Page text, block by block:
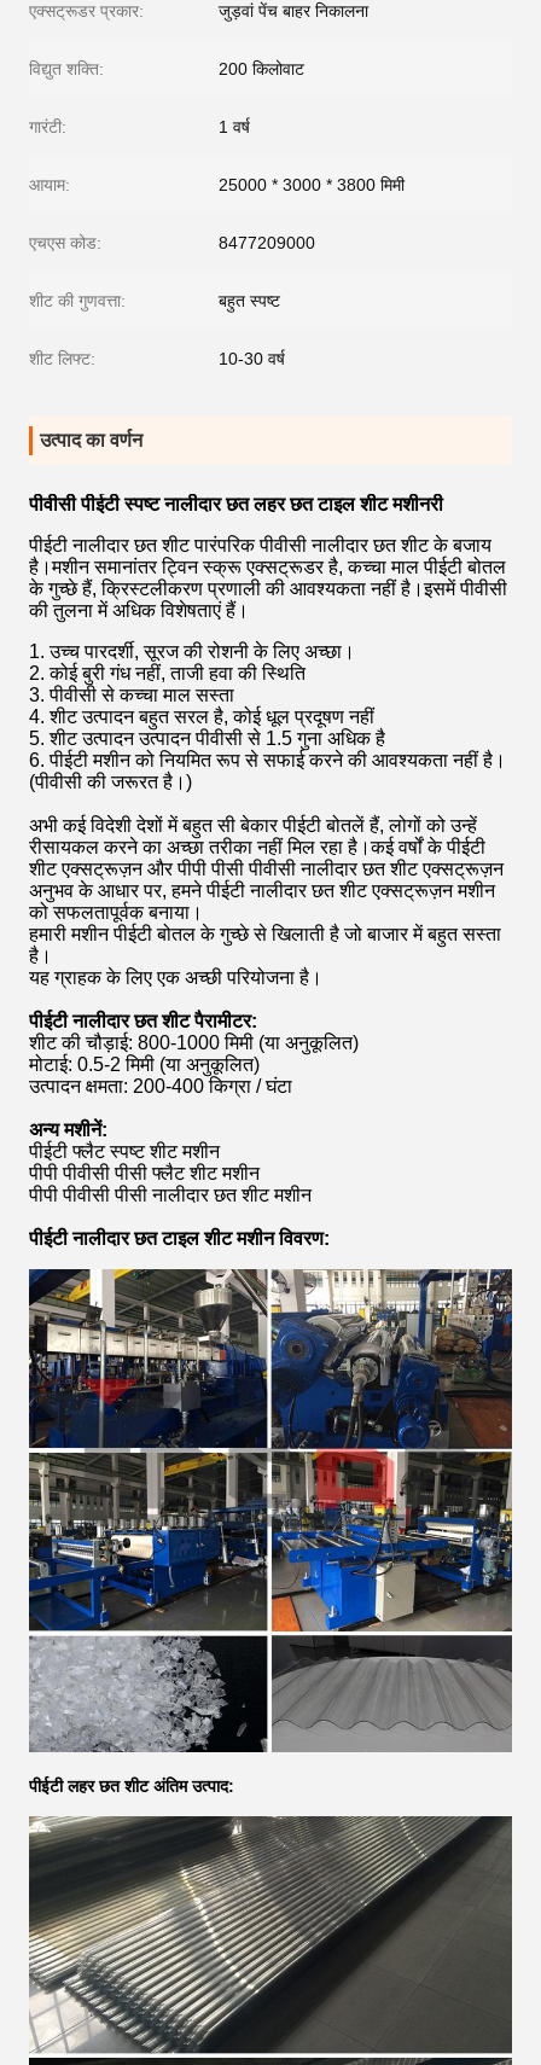
एक्सट्रूडर प्रकार: जुड़वां पेंच बाहर निकालना
विद्युत शक्ति: 200 किलोवाट
गारंटी: 1 वर्ष
आयाम: 25000 * 3000 * 3800 मिमी
एचएस कोड: 8477209000
शीट की गुणवत्ता: बहुत स्पष्ट
शीट लिफ्ट: 10-30 वर्ष
उत्पाद का वर्णन
पीवीसी पीईटी स्पष्ट नालीदार छत लहर छत टाइल शीट मशीनरी
पीईटी नालीदार छत शीट पारंपरिक पीवीसी नालीदार छत शीट के बजाय
है।मशीन समानांतर ट्विन स्क्रू एक्सट्रूडर है, कच्चा माल पीईटी बोतल
के गुच्छे हैं, क्रिस्टलीकरण प्रणाली की आवश्यकता नहीं है।इसमें पीवीसी
की तुलना में अधिक विशेषताएं हैं।
1. उच्च पारदर्शी, सूरज की रोशनी के लिए अच्छा।
2. कोई बुरी गंध नहीं, ताजी हवा की स्थिति
3. पीवीसी से कच्चा माल सस्ता
4. शीट उत्पादन बहुत सरल है, कोई धूल प्रदूषण नहीं
5. शीट उत्पादन उत्पादन पीवीसी से 1.5 गुना अधिक है
6. पीईटी मशीन को नियमित रूप से सफाई करने की आवश्यकता नहीं है।
(पीवीसी की जरूरत है।)
अभी कई विदेशी देशों में बहुत सी बेकार पीईटी बोतलें हैं, लोगों को उन्हें
रीसायकल करने का अच्छा तरीका नहीं मिल रहा है।कई वर्षों के पीईटी
शीट एक्सट्रूज़न और पीपी पीसी पीवीसी नालीदार छत शीट एक्सट्रूज़न
अनुभव के आधार पर, हमने पीईटी नालीदार छत शीट एक्सट्रूज़न मशीन
को सफलतापूर्वक बनाया।
हमारी मशीन पीईटी बोतल के गुच्छे से खिलाती है जो बाजार में बहुत सस्ता
है।
यह ग्राहक के लिए एक अच्छी परियोजना है।
पीईटी नालीदार छत शीट पैरामीटर:
शीट की चौड़ाई: 800-1000 मिमी (या अनुकूलित)
मोटाई: 0.5-2 मिमी (या अनुकूलित)
उत्पादन क्षमता: 200-400 किग्रा / घंटा
अन्य मशीनें:
पीईटी फ्लैट स्पष्ट शीट मशीन
पीपी पीवीसी पीसी फ्लैट शीट मशीन
पीपी पीवीसी पीसी नालीदार छत शीट मशीन
पीईटी नालीदार छत टाइल शीट मशीन विवरण:
पीईटी लहर छत शीट अंतिम उत्पाद: